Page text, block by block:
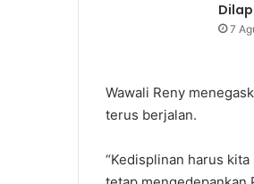
7
Wawali Reny
terus berjalan.
“Kedisplinan harus